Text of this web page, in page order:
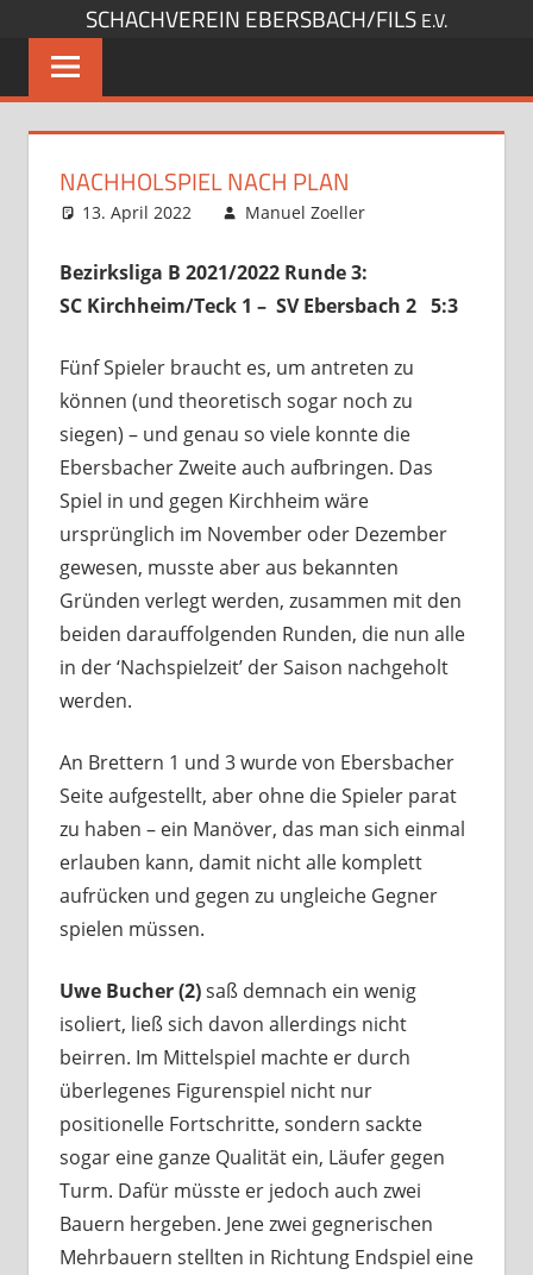
springen
SCHACHVEREIN EBERSBACH/FILS E.V.
NACHHOLSPIEL NACH PLAN
13. April 2022 Manuel Zoeller
Bezirksliga B 2021/2022 Runde 3:
SC Kirchheim/Teck 1 – SV Ebersbach 2 5:3
Fünf Spieler braucht es, um antreten zu
können (und theoretisch sogar noch zu
siegen) – und genau so viele konnte die
Ebersbacher Zweite auch aufbringen. Das
Spiel in und gegen Kirchheim wäre
ursprünglich im November oder Dezember
gewesen, musste aber aus bekannten
Gründen verlegt werden, zusammen mit den
beiden darauffolgenden Runden, die nun alle
in der ‘Nachspielzeit’ der Saison nachgeholt
werden.
An Brettern 1 und 3 wurde von Ebersbacher
Seite aufgestellt, aber ohne die Spieler parat
zu haben – ein Manöver, das man sich einmal
erlauben kann, damit nicht alle komplett
aufrücken und gegen zu ungleiche Gegner
spielen müssen.
Uwe Bucher (2)saß demnach ein wenig
isoliert, ließ sich davon allerdings nicht
beirren. Im Mittelspiel machte er durch
überlegenes Figurenspiel nicht nur
positionelle Fortschritte, sondern sackte
sogar eine ganze Qualität ein, Läufer gegen
Turm. Dafür müsste er jedoch auch zwei
Bauern hergeben. Jene zwei gegnerischen
Mehrbauern stellten in Richtung Endspiel eine